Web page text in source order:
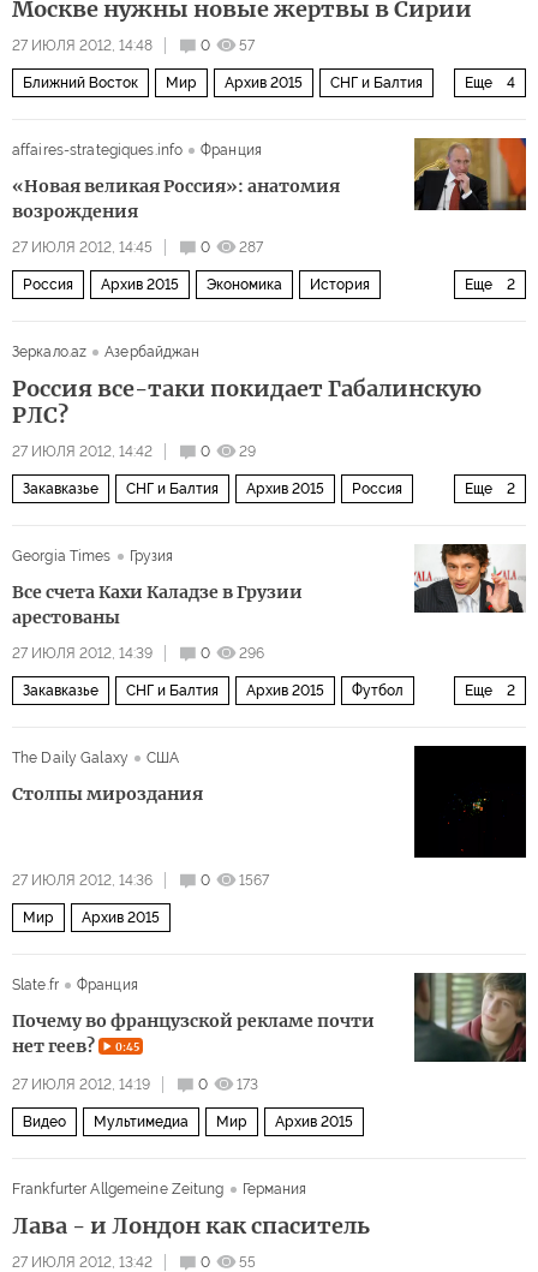
Москве нужны новые жертвы в Сирии
27 ИЮЛЯ 2012, 14:48 0 57
Еще 4
Ближний Восток Мир Архив 2015 СНГ и Балтия
Война за мир в Сирии
affaires-strategiques.info Франция
«Новая великая Россия»: анатомия
возрождения
27 ИЮЛЯ 2012, 14:45 0 287
Еще 2
Россия Архив 2015 Экономика История
Зеркало.az
Азербайджан
Россия все-таки покидает Габалинскую
РЛС?
27 ИЮЛЯ 2012, 14:42 0 29
Еще 2
Закавказье СНГ и Балтия Архив 2015 Россия
Georgia Times
Грузия
Все счета Кахи Каладзе в Грузии
арестованы
27 ИЮЛЯ 2012, 14:39 0 296
Еще 2
Закавказье СНГ и Балтия Архив 2015 Футбол
The Daily Galaxy
США
Столпы мироздания
27 ИЮЛЯ 2012, 14:36 0 1567
Мир Архив 2015
Slate.fr Франция
Почему во французской рекламе почти
нет геев?
0:45
27 ИЮЛЯ 2012, 14:19 0 173
Видео Мультимедиа Мир Архив 2015
Frankfurter Allgemeine Zeitung Германия
Лава - и Лондон как спаситель
27 ИЮЛЯ 2012, 13:42 0 55